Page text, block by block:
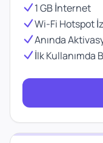
1 GB İnternet
Wi-Fi Hotspot
Anında
İlk Kullanımda